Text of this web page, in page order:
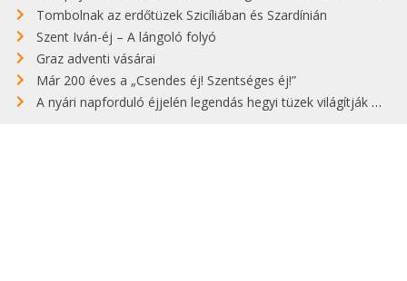
Tombolnak az erdőtüzek Szicíliában és Szardínián
Szent Iván-éj – A lángoló folyó
Graz adventi vásárai
Már 200 éves a „Csendes éj! Szentséges éj!”
A nyári napforduló éjjelén legendás hegyi tüzek világítják meg Zugspitzét